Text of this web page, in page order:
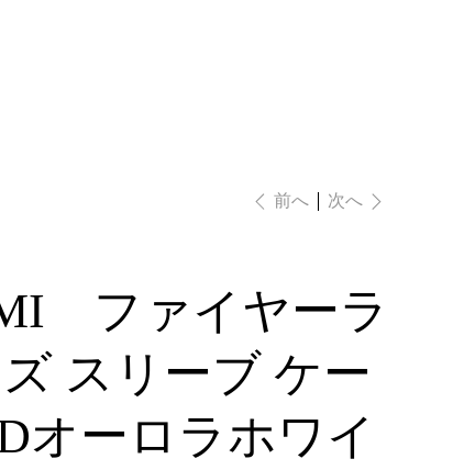
前へ 次へ
ファイヤーラ
スリーブ ケー
オーロラホワイ